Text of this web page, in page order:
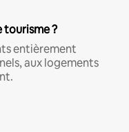
tourisme ?
entièrement
aux logements